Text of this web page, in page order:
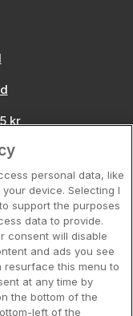
kr
personal data, like
device. Selecting I
support the purposes
data to provide.
consent will disable
and ads you see
resurface this menu to
at any time by
the bottom of the
left of the